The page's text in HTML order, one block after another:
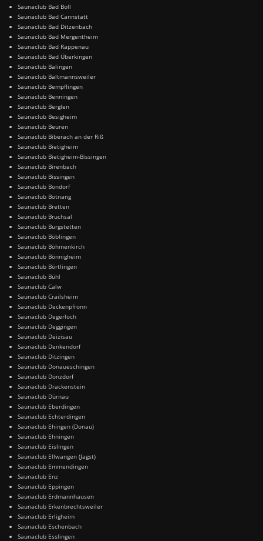
Saunaclub Bad Boll
Saunaclub Bad Cannstatt
Saunaclub Bad Ditzenbach
Saunaclub Bad Mergentheim
Saunaclub Bad Rappenau
Saunaclub Bad Überkingen
Saunaclub Balingen
Saunaclub Baltmannsweiler
Saunaclub Bempflingen
Saunaclub Benningen
Saunaclub Berglen
Saunaclub Besigheim
Saunaclub Beuren
Saunaclub Biberach an der Riß
Saunaclub Bietigheim
Saunaclub Bietigheim-Bissingen
Saunaclub Birenbach
Saunaclub Bissingen
Saunaclub Bondorf
Saunaclub Botnang
Saunaclub Bretten
Saunaclub Bruchsal
Saunaclub Burgstetten
Saunaclub Böblingen
Saunaclub Böhmenkirch
Saunaclub Bönnigheim
Saunaclub Börtlingen
Saunaclub Bühl
Saunaclub Calw
Saunaclub Crailsheim
Saunaclub Deckenpfronn
Saunaclub Degerloch
Saunaclub Deggingen
Saunaclub Deizisau
Saunaclub Denkendorf
Saunaclub Ditzingen
Saunaclub Donaueschingen
Saunaclub Donzdorf
Saunaclub Drackenstein
Saunaclub Dürnau
Saunaclub Eberdingen
Saunaclub Echterdingen
Saunaclub Ehingen (Donau)
Saunaclub Ehningen
Saunaclub Eislingen
Saunaclub Ellwangen (Jagst)
Saunaclub Emmendingen
Saunaclub Enz
Saunaclub Eppingen
Saunaclub Erdmannhausen
Saunaclub Erkenbrechtsweiler
Saunaclub Erligheim
Saunaclub Eschenbach
Saunaclub Esslingen